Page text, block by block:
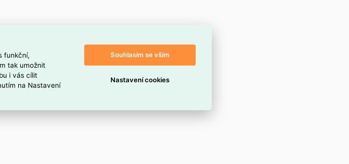
funkční,
tak umožnit
i vás cílit
na Nastavení
Souhlasím se vším
Nastavení cookies